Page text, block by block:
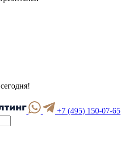
сегодня!
+7 (495) 150-07-65